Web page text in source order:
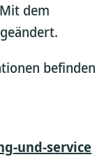
dem
befinden
und-service